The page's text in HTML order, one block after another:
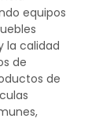
equipos
la calidad
de
de